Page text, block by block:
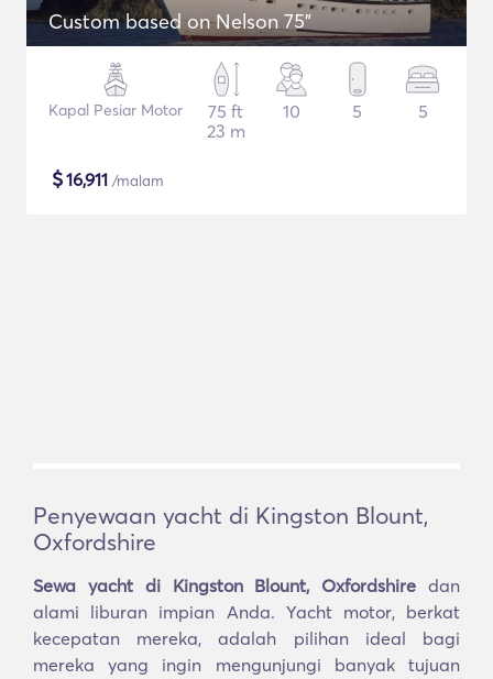
Custom based on Nelson 75"
Kapal Pesiar Motor
75 ft
23 m
10 5 5
$16,911 /malam
Penyewaan yacht di Kingston Blount,
Oxfordshire
Sewa yacht di Kingston Blount, Oxfordshire dan
alami liburan impian Anda. Yacht motor, berkat
kecepatan mereka, adalah pilihan ideal bagi
mereka yang ingin mengunjungi banyak tujuan